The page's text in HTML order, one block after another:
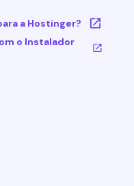
a Hostinger?
o Instalador